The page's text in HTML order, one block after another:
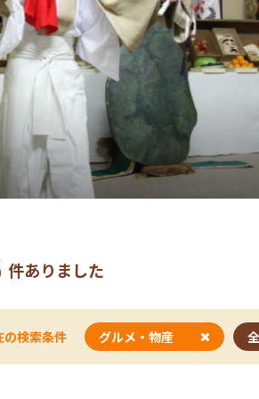
件ありました
の検索条件 グルメ・物産